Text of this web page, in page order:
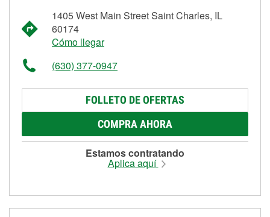
1405 West Main Street Saint Charles, IL
60174
Cómo llegar
(630) 377-0947
FOLLETO DE OFERTAS
COMPRA AHORA
Estamos contratando
Aplica aquí